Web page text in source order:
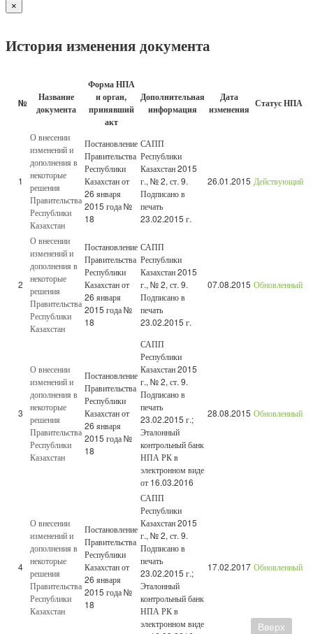
×
История изменения документа
№
Название
документа
Форма НПА
и орган,
принявший
акт
Дополнительная
информация
Дата
изменения Статус НПА
1
О внесении
изменений и
дополнения в
некоторые
решения
Правительства
Республики
Казахстан
Постановление
Правительства
Республики
Казахстан от
26 января
2015 года №
18
САПП
Республики
Казахстан 2015
г., № 2, ст. 9.
Подписано в
печать
23.02.2015 г.
26.01.2015 Действующий
2
О внесении
изменений и
дополнения в
некоторые
решения
Правительства
Республики
Казахстан
Постановление
Правительства
Республики
Казахстан от
26 января
2015 года №
18
САПП
Республики
Казахстан 2015
г., № 2, ст. 9.
Подписано в
печать
23.02.2015 г.
07.08.2015 Обновленный
3
О внесении
изменений и
дополнения в
некоторые
решения
Правительства
Республики
Казахстан
Постановление
Правительства
Республики
Казахстан от
26 января
2015 года №
18
САПП
Республики
Казахстан 2015
г., № 2, ст. 9.
Подписано в
печать
23.02.2015 г.;
Эталонный
контрольный банк
НПА РК в
электронном виде
от 16.03.2016
28.08.2015 Обновленный
4
О внесении
изменений и
дополнения в
некоторые
решения
Правительства
Республики
Казахстан
Постановление
Правительства
Республики
Казахстан от
26 января
2015 года №
18
САПП
Республики
Казахстан 2015
г., № 2, ст. 9.
Подписано в
печать
23.02.2015 г.;
Эталонный
контрольный банк
НПА РК в
электронном виде
17.02.2017 Обновленный
Вверх